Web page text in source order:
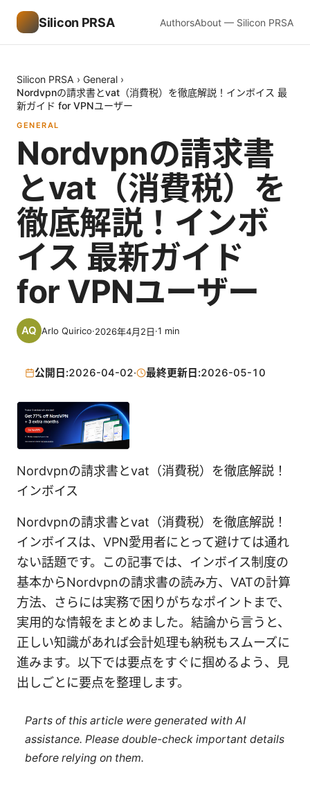
Silicon PRSA AuthorsAbout — Silicon PRSA
Silicon PRSA › General ›
Nordvpnの請求書とvat（消費税）を徹底解説！インボイス 最
新ガイド for VPNユーザー
GENERAL
Nordvpnの請求書
とvat（消費税）を
徹底解説！インボ
イス 最新ガイド
for VPNユーザー
Arlo Quirico·2026年4月2日·1 min
公開日:2026-04-02· 最終更新日:2026-05-10
Nordvpnの請求書とvat（消費税）を徹底解説！
インボイス
Nordvpnの請求書とvat（消費税）を徹底解説！
インボイスは、VPN愛用者にとって避けては通れ
ない話題です。この記事では、インボイス制度の
基本からNordvpnの請求書の読み方、VATの計算
方法、さらには実務で困りがちなポイントまで、
実用的な情報をまとめました。結論から言うと、
正しい知識があれば会計処理も納税もスムーズに
進みます。以下では要点をすぐに掴めるよう、見
出しごとに要点を整理します。
Parts of this article were generated with AI
assistance. Please double-check important details
before relying on them.